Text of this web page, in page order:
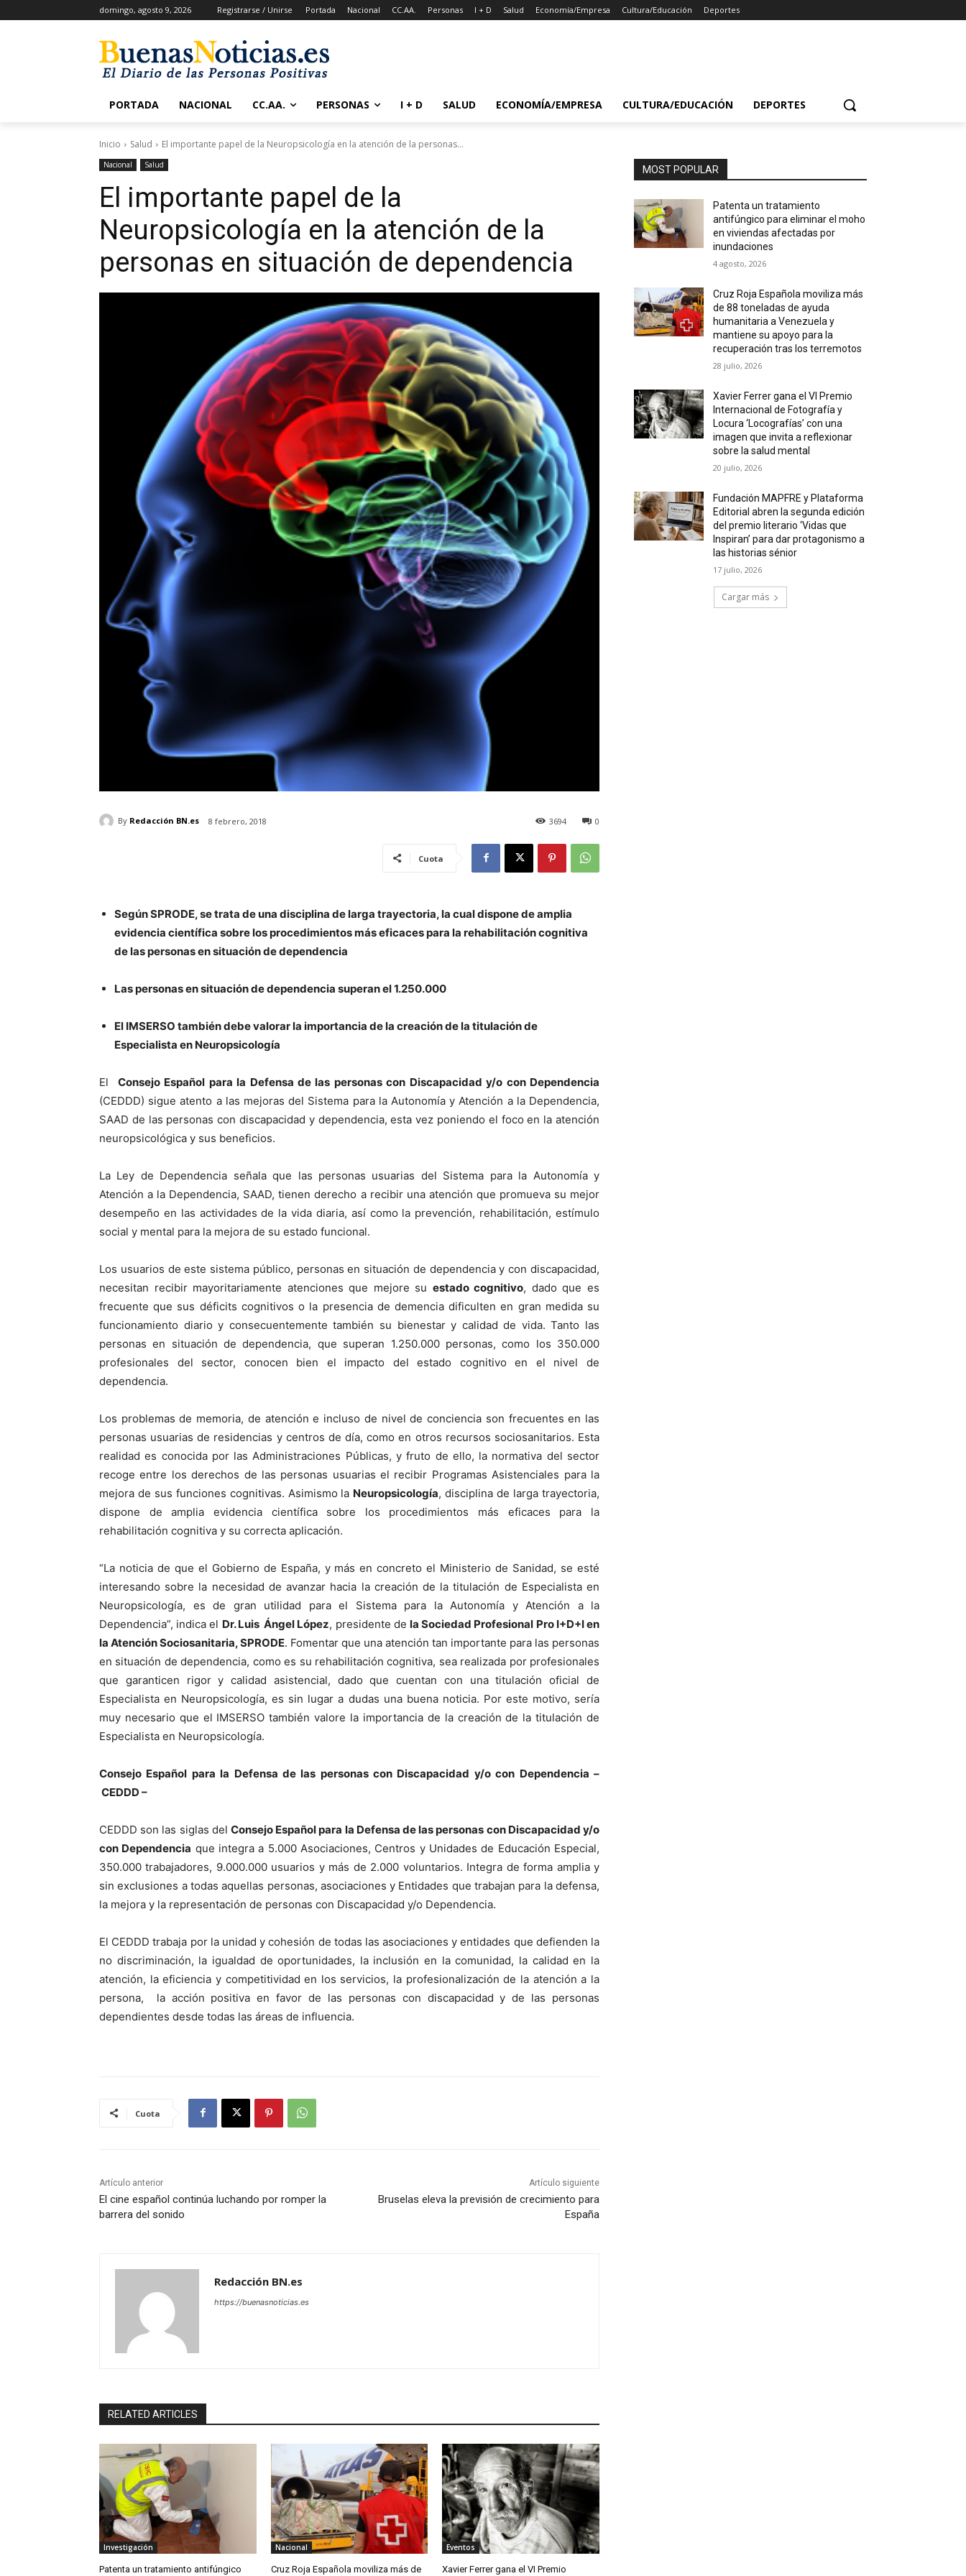
domingo, agosto 9, 2026 Registrarse / Unirse Portada Nacional CC.AA. Personas I + D Salud Economía/Empresa Cultura/Educación Deportes
PORTADA NACIONAL CC.AA. PERSONAS I + D SALUD ECONOMÍA/EMPRESA CULTURA/EDUCACIÓN DEPORTES
Inicio Salud El importante papel de la Neuropsicología en la atención de la personas...
Nacional Salud
El importante papel de la
Neuropsicología en la atención de la
personas en situación de dependencia
By Redacción BN.es 8 febrero, 2018 0
3694
Cuota
Según SPRODE, se trata de una disciplina de larga trayectoria, la cual dispone de amplia
evidencia científica sobre los procedimientos más eficaces para la rehabilitación cognitiva
de las personas en situación de dependencia
Las personas en situación de dependencia superan el 1.250.000
El IMSERSO también debe valorar la importancia de la creación de la titulación de
Especialista en Neuropsicología
El Consejo Español para la Defensa de las personas con Discapacidad y/o con Dependencia
(CEDDD) sigue atento a las mejoras del Sistema para la Autonomía y Atención a la Dependencia,
SAAD de las personas con discapacidad y dependencia, esta vez poniendo el foco en la atención
neuropsicológica y sus beneficios.
La Ley de Dependencia señala que las personas usuarias del Sistema para la Autonomía y
Atención a la Dependencia, SAAD, tienen derecho a recibir una atención que promueva su mejor
desempeño en las actividades de la vida diaria, así como la prevención, rehabilitación, estímulo
social y mental para la mejora de su estado funcional.
Los usuarios de este sistema público, personas en situación de dependencia y con discapacidad,
necesitan recibir mayoritariamente atenciones que mejore su estado cognitivo, dado que es
frecuente que sus déficits cognitivos o la presencia de demencia dificulten en gran medida su
funcionamiento diario y consecuentemente también su bienestar y calidad de vida. Tanto las
personas en situación de dependencia, que superan 1.250.000 personas, como los 350.000
profesionales del sector, conocen bien el impacto del estado cognitivo en el nivel de
dependencia.
Los problemas de memoria, de atención e incluso de nivel de conciencia son frecuentes en las
personas usuarias de residencias y centros de día, como en otros recursos sociosanitarios. Esta
realidad es conocida por las Administraciones Públicas, y fruto de ello, la normativa del sector
recoge entre los derechos de las personas usuarias el recibir Programas Asistenciales para la
mejora de sus funciones cognitivas. Asimismo la Neuropsicología, disciplina de larga trayectoria,
dispone de amplia evidencia científica sobre los procedimientos más eficaces para la
rehabilitación cognitiva y su correcta aplicación.
“La noticia de que el Gobierno de España, y más en concreto el Ministerio de Sanidad, se esté
interesando sobre la necesidad de avanzar hacia la creación de la titulación de Especialista en
Neuropsicología, es de gran utilidad para el Sistema para la Autonomía y Atención a la
Dependencia”, indica el Dr. Luis Ángel López, presidente dela Sociedad Profesional Pro I+D+I en
la Atención Sociosanitaria, SPRODE. Fomentar que una atención tan importante para las personas
en situación de dependencia, como es su rehabilitación cognitiva, sea realizada por profesionales
que garanticen rigor y calidad asistencial, dado que cuentan con una titulación oficial de
Especialista en Neuropsicología, es sin lugar a dudas una buena noticia. Por este motivo, sería
muy necesario que el IMSERSO también valore la importancia de la creación de la titulación de
Especialista en Neuropsicología.
Consejo Español para la Defensa de las personas con Discapacidad y/o con Dependencia –
CEDDD –
CEDDD son las siglas del Consejo Español para la Defensa de las personas con Discapacidad y/o
con Dependencia que integra a 5.000 Asociaciones, Centros y Unidades de Educación Especial,
350.000 trabajadores, 9.000.000 usuarios y más de 2.000 voluntarios. Integra de forma amplia y
sin exclusiones a todas aquellas personas, asociaciones y Entidades que trabajan para la defensa,
la mejora y la representación de personas con Discapacidad y/o Dependencia.
El CEDDD trabaja por la unidad y cohesión de todas las asociaciones y entidades que defienden la
no discriminación, la igualdad de oportunidades, la inclusión en la comunidad, la calidad en la
atención, la eficiencia y competitividad en los servicios, la profesionalización de la atención a la
persona, la acción positiva en favor de las personas con discapacidad y de las personas
dependientes desde todas las áreas de influencia.
Cuota
Artículo anterior
El cine español continúa luchando por romper la
barrera del sonido
Artículo siguiente
Bruselas eleva la previsión de crecimiento para
España
Redacción BN.es
https://buenasnoticias.es
RELATED ARTICLES
Investigación
Patenta un tratamiento antifúngico
Nacional
Cruz Roja Española moviliza más de
Eventos
Xavier Ferrer gana el VI Premio
MOST POPULAR
Patenta un tratamiento
antifúngico para eliminar el moho
en viviendas afectadas por
inundaciones
4 agosto, 2026
Cruz Roja Española moviliza más
de 88 toneladas de ayuda
humanitaria a Venezuela y
mantiene su apoyo para la
recuperación tras los terremotos
28 julio, 2026
Xavier Ferrer gana el VI Premio
Internacional de Fotografía y
Locura ‘Locografías’ con una
imagen que invita a reflexionar
sobre la salud mental
20 julio, 2026
Fundación MAPFRE y Plataforma
Editorial abren la segunda edición
del premio literario ‘Vidas que
Inspiran’ para dar protagonismo a
las historias sénior
17 julio, 2026
Cargar más